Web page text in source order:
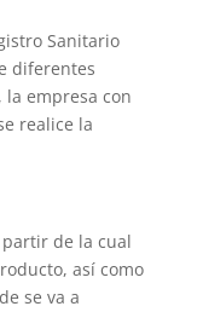
Sanitario
diferentes
empresa con
realice la
de la cual
así como
se va a